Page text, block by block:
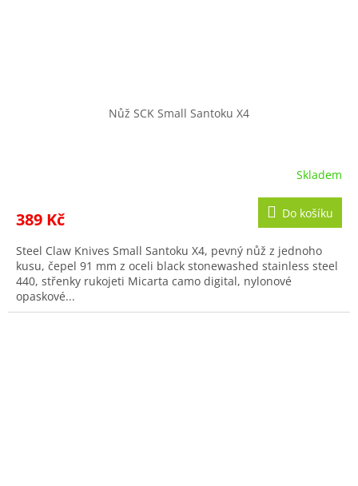
Nůž SCK Small Santoku X4
Skladem
389 Kč Do košíku
Steel Claw Knives Small Santoku X4, pevný nůž z jednoho
kusu, čepel 91 mm z oceli black stonewashed stainless steel
440, střenky rukojeti Micarta camo digital, nylonové
opaskové...